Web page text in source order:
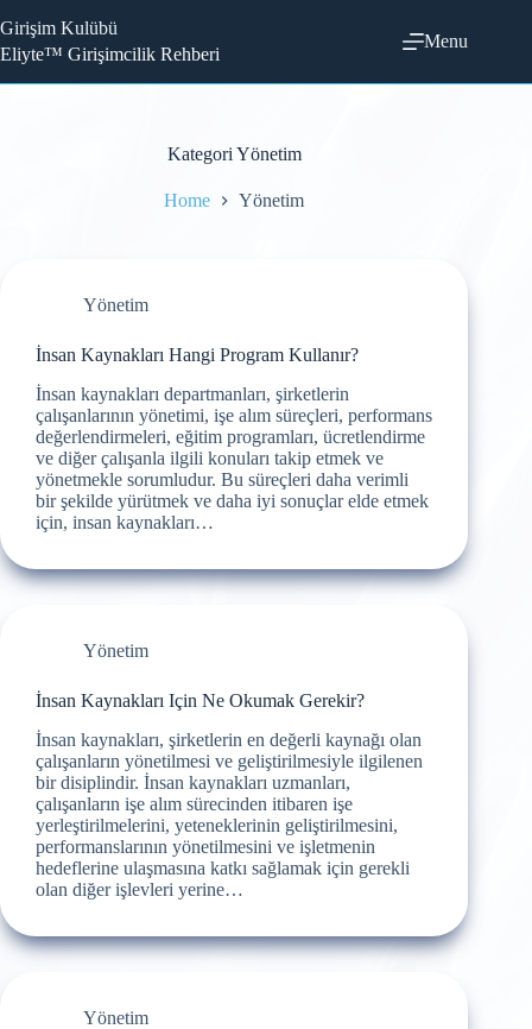
to
content
Girişim Kulübü
Eliyte™ Girişimcilik Rehberi
Menu
Kategori Yönetim
Home Yönetim
Yönetim
İnsan Kaynakları Hangi Program Kullanır?
İnsan kaynakları departmanları, şirketlerin
çalışanlarının yönetimi, işe alım süreçleri, performans
değerlendirmeleri, eğitim programları, ücretlendirme
ve diğer çalışanla ilgili konuları takip etmek ve
yönetmekle sorumludur. Bu süreçleri daha verimli
bir şekilde yürütmek ve daha iyi sonuçlar elde etmek
için, insan kaynakları…
Yönetim
İnsan Kaynakları Için Ne Okumak Gerekir?
İnsan kaynakları, şirketlerin en değerli kaynağı olan
çalışanların yönetilmesi ve geliştirilmesiyle ilgilenen
bir disiplindir. İnsan kaynakları uzmanları,
çalışanların işe alım sürecinden itibaren işe
yerleştirilmelerini, yeteneklerinin geliştirilmesini,
performanslarının yönetilmesini ve işletmenin
hedeflerine ulaşmasına katkı sağlamak için gerekli
olan diğer işlevleri yerine…
Yönetim